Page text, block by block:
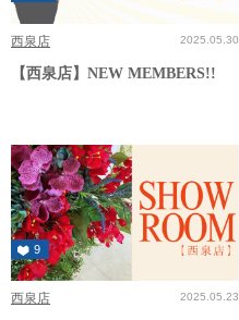
西泉店 2025.05.30
【西泉店】NEW MEMBERS!!
9
西泉店 2025.05.23